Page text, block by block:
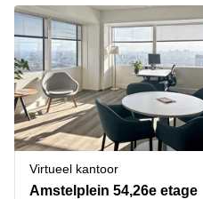
Flexplekken
Coworking
Spaces
Vergaderruimten
Virtueel
Kantoor
Bedrijfsruimte
Oost
Amsterdam
Westpoort
Bergen
op
Zoom
Amersfoort
Breda
Kantoor
huren
Bergen
op
Zoom
Kantoor
huren
Tiel
Kantoor
huren
Voeg je kantoorruimte toe
Huurprijs
Log in
Virtueel kantoor
Amstelplein 54,26e etage